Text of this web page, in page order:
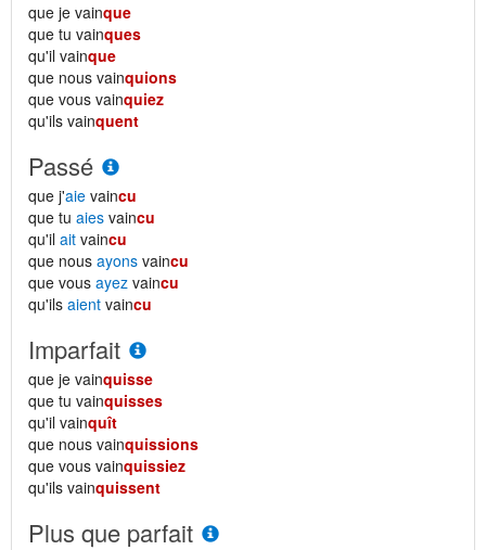
que je vainque
que tu vainques
qu'il vainque
que nous vainquions
que vous vainquiez
qu'ils vainquent
Passé
que j'aie vaincu
que tu aies vaincu
qu'il ait vaincu
que nous ayons vaincu
que vous ayez vaincu
qu'ils aient vaincu
Imparfait
que je vainquisse
que tu vainquisses
qu'il vainquît
que nous vainquissions
que vous vainquissiez
qu'ils vainquissent
Plus que parfait